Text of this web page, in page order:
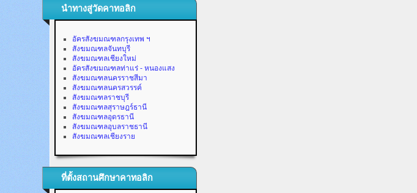
นำทางสู่วัดคาทอลิก
อัครสังฆมณฑลกรุงเทพ ฯ
สังฆมณฑลจันทบุรี
สังฆมณฑลเชียงใหม่
อัครสังฆมณฑลท่าแร่ - หนองแสง
สังฆมณฑลนครราชสีมา
สังฆมณฑลนครสวรรค์
สังฆมณฑลราชบุรี
สังฆมณฑลสุราษฎร์ธานี
สังฆมณฑลอุดรธานี
สังฆมณฑลอุบลราชธานี
สังฆมณฑลเชียงราย
ที่ตั้งสถานศึกษาคาทอลิก